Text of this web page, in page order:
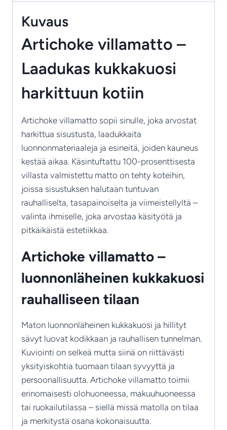
harkittuun
sisustukseen
määrä
Kuvaus
Artichoke villamatto –
Laadukas kukkakuosi
harkittuun kotiin
Artichoke villamatto sopii sinulle, joka arvostat
harkittua sisustusta, laadukkaita
luonnonmateriaaleja ja esineitä, joiden kauneus
kestää aikaa. Käsintuftattu 100-prosenttisesta
villasta valmistettu matto on tehty koteihin,
joissa sisustuksen halutaan tuntuvan
rauhalliselta, tasapainoiselta ja viimeistellyltä –
valinta ihmiselle, joka arvostaa käsityötä ja
pitkäikäistä estetiikkaa.
Artichoke villamatto –
luonnonläheinen kukkakuosi
rauhalliseen tilaan
Maton luonnonläheinen kukkakuosi ja hillityt
sävyt luovat kodikkaan ja rauhallisen tunnelman.
Kuviointi on selkeä mutta siinä on riittävästi
yksityiskohtia tuomaan tilaan syvyyttä ja
persoonallisuutta. Artichoke villamatto toimii
erinomaisesti olohuoneessa, makuuhuoneessa
tai ruokailutilassa – siellä missä matolla on tilaa
ja merkitystä osana kokonaisuutta.